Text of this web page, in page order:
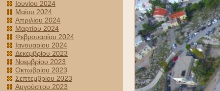
Ιουνίου 2024
Μαΐου 2024
Απριλίου 2024
Μαρτίου 2024
Φεβρουαρίου 2024
Ιανουαρίου 2024
Δεκεμβρίου 2023
Νοεμβρίου 2023
Οκτωβρίου 2023
Σεπτεμβρίου 2023
Αυγούστου 2023